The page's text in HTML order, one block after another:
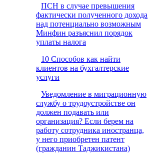
ПСН в случае превышения
фактически полученного дохода
над потенциально возможным
Минфин разъяснил порядок
уплаты налога
10 Способов как найти
клиентов на бухгалтерские
услуги
Уведомление в миграционную
службу о трудоустройстве он
должен подавать или
организация? Если берем на
работу сотрудника иностранца,
у него приобретен патент
(гражданин Таджикистана)